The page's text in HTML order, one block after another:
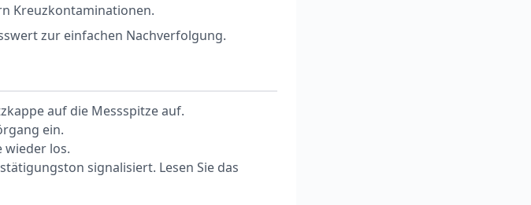
Kreuzkontaminationen.
zur einfachen Nachverfolgung.
auf die Messspitze auf.
ein.
wieder los.
signalisiert. Lesen Sie das